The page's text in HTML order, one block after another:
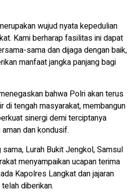
wujud nyata kepedulian
Kami berharap fasilitas ini dapat
sama dan dijaga dengan baik,
manfaat jangka panjang bagi
bahwa Polri akan terus
di tengah masyarakat, membangun
sinergi demi terciptanya
dan kondusif.
Lurah Bukit Jengkol, Samsul
menyampaikan ucapan terima
Kapolres Langkat dan jajaran
diberikan.